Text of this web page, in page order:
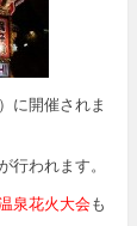
に開催されま
われます。
泉花火大会も